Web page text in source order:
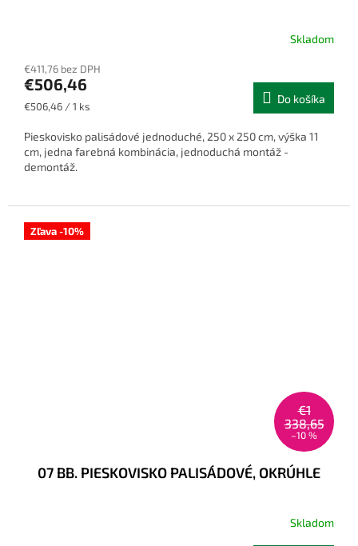
Skladom
€411,76 bez DPH
€506,46
Jednotková
€506,46 / 1 ks
Do košíka
Pieskovisko palisádové jednoduché, 250 x 250 cm, výška 11
cm, jedna farebná kombinácia, jednoduchá montáž -
demontáž.
Zľava -10%
€1
338,65
–10 %
07 BB. PIESKOVISKO PALISÁDOVÉ, OKRÚHLE
Skladom